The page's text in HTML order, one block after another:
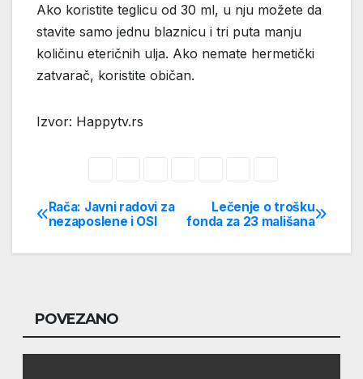
Ako koristite teglicu od 30 ml, u nju možete da
stavite samo jednu blaznicu i tri puta manju
količinu eteričnih ulja. Ako nemate hermetički
zatvarač, koristite običan.
Izvor: Happytv.rs
Post
navigation
Lečenje o trošku
fonda za 23 mališana
Rača: Javni radovi za
nezaposlene i OSI
POVEZANO